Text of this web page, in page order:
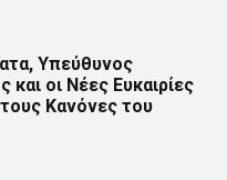
Υπεύθυνος
και οι Νέες Ευκαιρίες
Κανόνες του